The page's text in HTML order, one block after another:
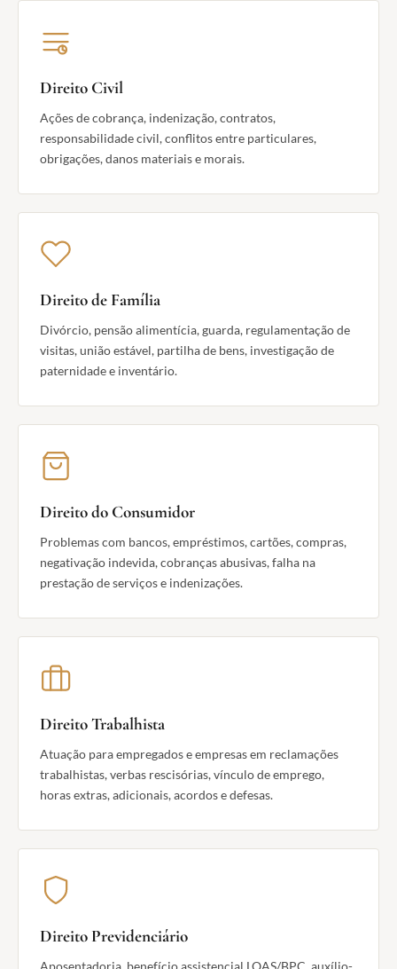
Direito Civil
Ações de cobrança, indenização, contratos,
responsabilidade civil, conflitos entre particulares,
obrigações, danos materiais e morais.
Direito de Família
Divórcio, pensão alimentícia, guarda, regulamentação de
visitas, união estável, partilha de bens, investigação de
paternidade e inventário.
Direito do Consumidor
Problemas com bancos, empréstimos, cartões, compras,
negativação indevida, cobranças abusivas, falha na
prestação de serviços e indenizações.
Direito Trabalhista
Atuação para empregados e empresas em reclamações
trabalhistas, verbas rescisórias, vínculo de emprego,
horas extras, adicionais, acordos e defesas.
Direito Previdenciário
Aposentadoria, benefício assistencial LOAS/BPC, auxílio-